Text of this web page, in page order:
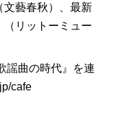
文藝春秋）、最新
リットーミュー
謡曲の時代』を連
cafe